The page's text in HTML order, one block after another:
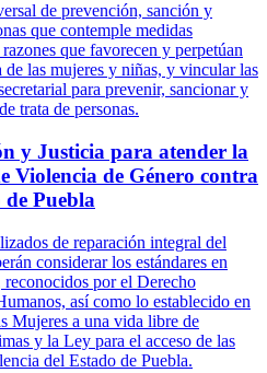
de prevención, sanción y
que contemple medidas
que favorecen y perpetúan
las mujeres y niñas, y vincular las
para prevenir, sancionar y
trata de personas.
y Justicia para atender la
Violencia de Género contra
de Puebla
de reparación integral del
considerar los estándares en
reconocidos por el Derecho
así como lo establecido en
Mujeres a una vida libre de
y la Ley para el acceso de las
del Estado de Puebla.